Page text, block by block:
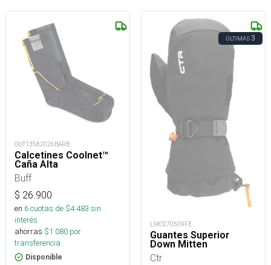
OUT13582026BARB
Calcetines Coolnet™
Caña Alta
Buff
$ 26.900
en 6cuotas de $4.483 sin
interés
ahorras $1.080 por
transferencia.
Disponible
ÚLTIMAS3
LMO270509FE
Guantes Superior
Down Mitten
Ctr